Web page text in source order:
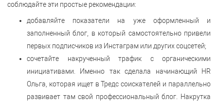
соблюдайте эти простые рекомендации:
добавляйте показатели на уже оформленный и
заполненный блог, в который самостоятельно привели
первых подписчиков из Инстаграм или других соцсетей;
сочетайте накрученный трафик с органическими
инициативами. Именно так сделала начинающий HR
Ольга, которая ищет в Тредс соискателей и параллельно
развивает там свой профессиональный блог. Накрутка